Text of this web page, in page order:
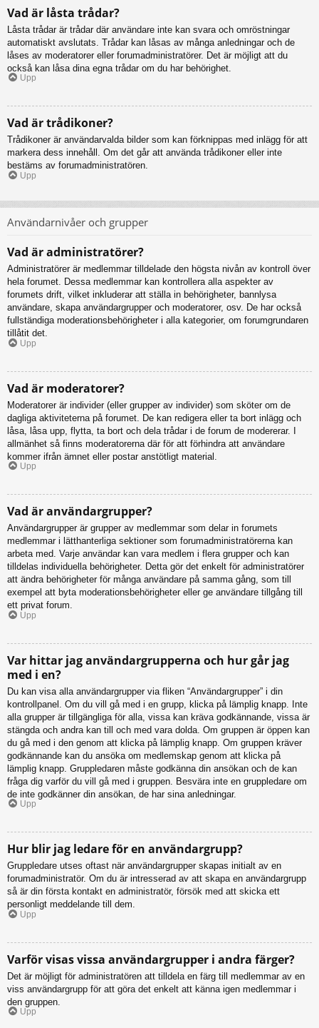
Vad är låsta trådar?
Låsta trådar är trådar där användare inte kan svara och omröstningar
automatiskt avslutats. Trådar kan låsas av många anledningar och de
låses av moderatorer eller forumadministratörer. Det är möjligt att du
också kan låsa dina egna trådar om du har behörighet.
Upp
Vad är trådikoner?
Trådikoner är användarvalda bilder som kan förknippas med inlägg för att
markera dess innehåll. Om det går att använda trådikoner eller inte
bestäms av forumadministratören.
Upp
Användarnivåer och grupper
Vad är administratörer?
Administratörer är medlemmar tilldelade den högsta nivån av kontroll över
hela forumet. Dessa medlemmar kan kontrollera alla aspekter av
forumets drift, vilket inkluderar att ställa in behörigheter, bannlysa
användare, skapa användargrupper och moderatorer, osv. De har också
fullständiga moderationsbehörigheter i alla kategorier, om forumgrundaren
tillåtit det.
Upp
Vad är moderatorer?
Moderatorer är individer (eller grupper av individer) som sköter om de
dagliga aktiviteterna på forumet. De kan redigera eller ta bort inlägg och
låsa, låsa upp, flytta, ta bort och dela trådar i de forum de modererar. I
allmänhet så finns moderatorerna där för att förhindra att användare
kommer ifrån ämnet eller postar anstötligt material.
Upp
Vad är användargrupper?
Användargrupper är grupper av medlemmar som delar in forumets
medlemmar i lätthanterliga sektioner som forumadministratörerna kan
arbeta med. Varje användar kan vara medlem i flera grupper och kan
tilldelas individuella behörigheter. Detta gör det enkelt för administratörer
att ändra behörigheter för många användare på samma gång, som till
exempel att byta moderationsbehörigheter eller ge användare tillgång till
ett privat forum.
Upp
Var hittar jag användargrupperna och hur går jag
med i en?
Du kan visa alla användargrupper via fliken “Användargrupper” i din
kontrollpanel. Om du vill gå med i en grupp, klicka på lämplig knapp. Inte
alla grupper är tillgängliga för alla, vissa kan kräva godkännande, vissa är
stängda och andra kan till och med vara dolda. Om gruppen är öppen kan
du gå med i den genom att klicka på lämplig knapp. Om gruppen kräver
godkännande kan du ansöka om medlemskap genom att klicka på
lämplig knapp. Gruppledaren måste godkänna din ansökan och de kan
fråga dig varför du vill gå med i gruppen. Besvära inte en gruppledare om
de inte godkänner din ansökan, de har sina anledningar.
Upp
Hur blir jag ledare för en användargrupp?
Gruppledare utses oftast när användargrupper skapas initialt av en
forumadministratör. Om du är intresserad av att skapa en användargrupp
så är din första kontakt en administratör, försök med att skicka ett
personligt meddelande till dem.
Upp
Varför visas vissa användargrupper i andra färger?
Det är möjligt för administratören att tilldela en färg till medlemmar av en
viss användargrupp för att göra det enkelt att känna igen medlemmar i
den gruppen.
Upp